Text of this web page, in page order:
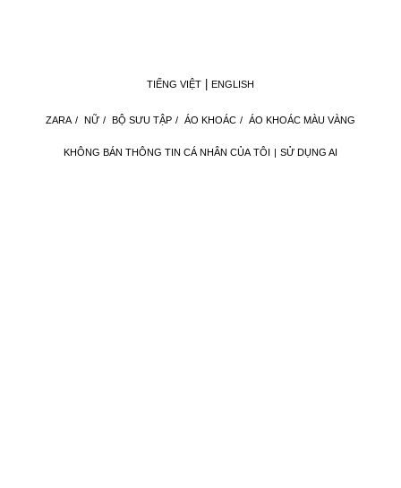
KHÔNG BÁN THÔNG TIN CÁ NHÂN CỦA TÔI SỬ DỤNG AI
ZARA / NỮ / BỘ SƯU TẬP / ÁO KHOÁC / ÁO KHOÁC MÀU VÀNG
TIẾNG VIỆT ENGLISH